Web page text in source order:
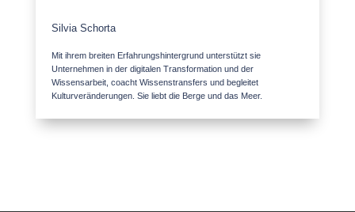
Silvia Schorta
Mit ihrem breiten Erfahrungshintergrund unterstützt sie
Unternehmen in der digitalen Transformation und der
Wissensarbeit, coacht Wissenstransfers und begleitet
Kulturveränderungen. Sie liebt die Berge und das Meer.